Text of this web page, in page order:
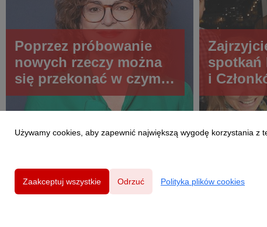
Poprzez próbowanie
nowych rzeczy można
się przekonać w czym
jesteśmy dobrzy
spotkań
i
Polsce
Używamy cookies, aby zapewnić największą wygodę korzystania
Zaakceptuj wszystkie Odrzuć Polityka plików cookies